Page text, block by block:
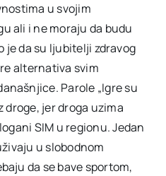
u svojim
ali i ne moraju da budu
da su ljubitelji zdravog
alternativa svim
Parole „Igre su
droge, jer droga uzima
SIM u regionu. Jedan
u slobodnom
da se bave sportom,